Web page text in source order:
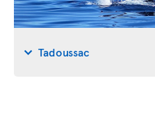
Tadoussac